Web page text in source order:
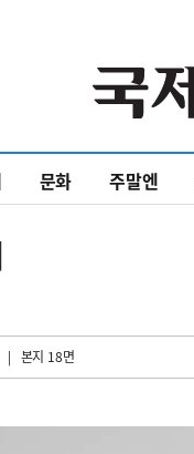
문화 주말엔
| 본지 18면